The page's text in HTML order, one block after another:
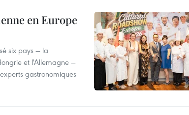
en Europe
six pays — la
et l'Allemagne —
gastronomiques